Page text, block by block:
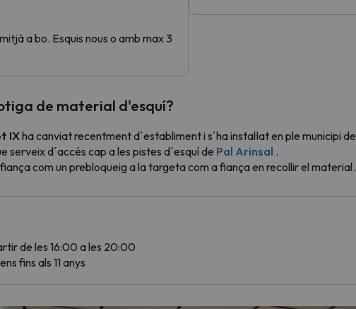
a bo. Esquis nous o amb max 3
de material d'esquí?
IXha canviat recentment d´establiment i s´ha instal·lat en ple municipi de
serveix d´accés cap a les pistes d´esquí de Pal Arinsal .
com un prebloqueig a la targeta com a fiança en recollir el material.
de les 16:00 a les 20:00
fins als 11 anys